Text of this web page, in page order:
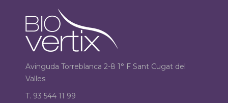
Avinguda Torreblanca 2-8 1° F Sant Cugat del
Valles
T. 93 544 11 99